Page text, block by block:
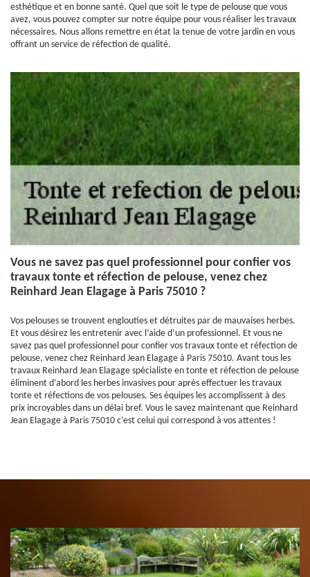
esthétique et en bonne santé. Quel que soit le type de pelouse que vous
avez, vous pouvez compter sur notre équipe pour vous réaliser les travaux
nécessaires. Nous allons remettre en état la tenue de votre jardin en vous
offrant un service de réfection de qualité.
Vous ne savez pas quel professionnel pour confier vos
travaux tonte et réfection de pelouse, venez chez
Reinhard Jean Elagage à Paris 75010 ?
Vos pelouses se trouvent englouties et détruites par de mauvaises herbes.
Et vous désirez les entretenir avec l’aide d’un professionnel. Et vous ne
savez pas quel professionnel pour confier vos travaux tonte et réfection de
pelouse, venez chez Reinhard Jean Elagage à Paris 75010. Avant tous les
travaux Reinhard Jean Elagage spécialiste en tonte et réfection de pelouse
éliminent d’abord les herbes invasives pour après effectuer les travaux
tonte et réfections de vos pelouses. Ses équipes les accomplissent à des
prix incroyables dans un délai bref. Vous le savez maintenant que Reinhard
Jean Elagage à Paris 75010 c’est celui qui correspond à vos attentes !